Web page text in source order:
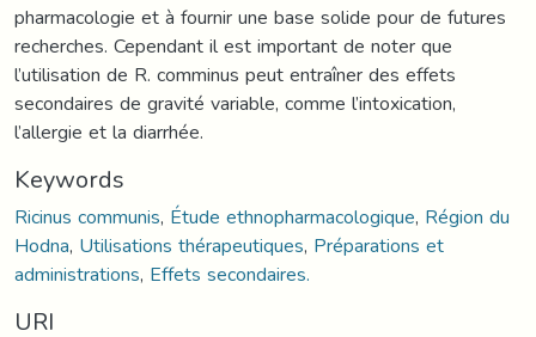
pharmacologie et à fournir une base solide pour de futures
recherches. Cependant il est important de noter que
l’utilisation de R. comminus peut entraîner des effets
secondaires de gravité variable, comme l’intoxication,
l’allergie et la diarrhée.
Keywords
Ricinus communis, Étude ethnopharmacologique, Région du
Hodna, Utilisations thérapeutiques, Préparations et
administrations, Effets secondaires.
URI